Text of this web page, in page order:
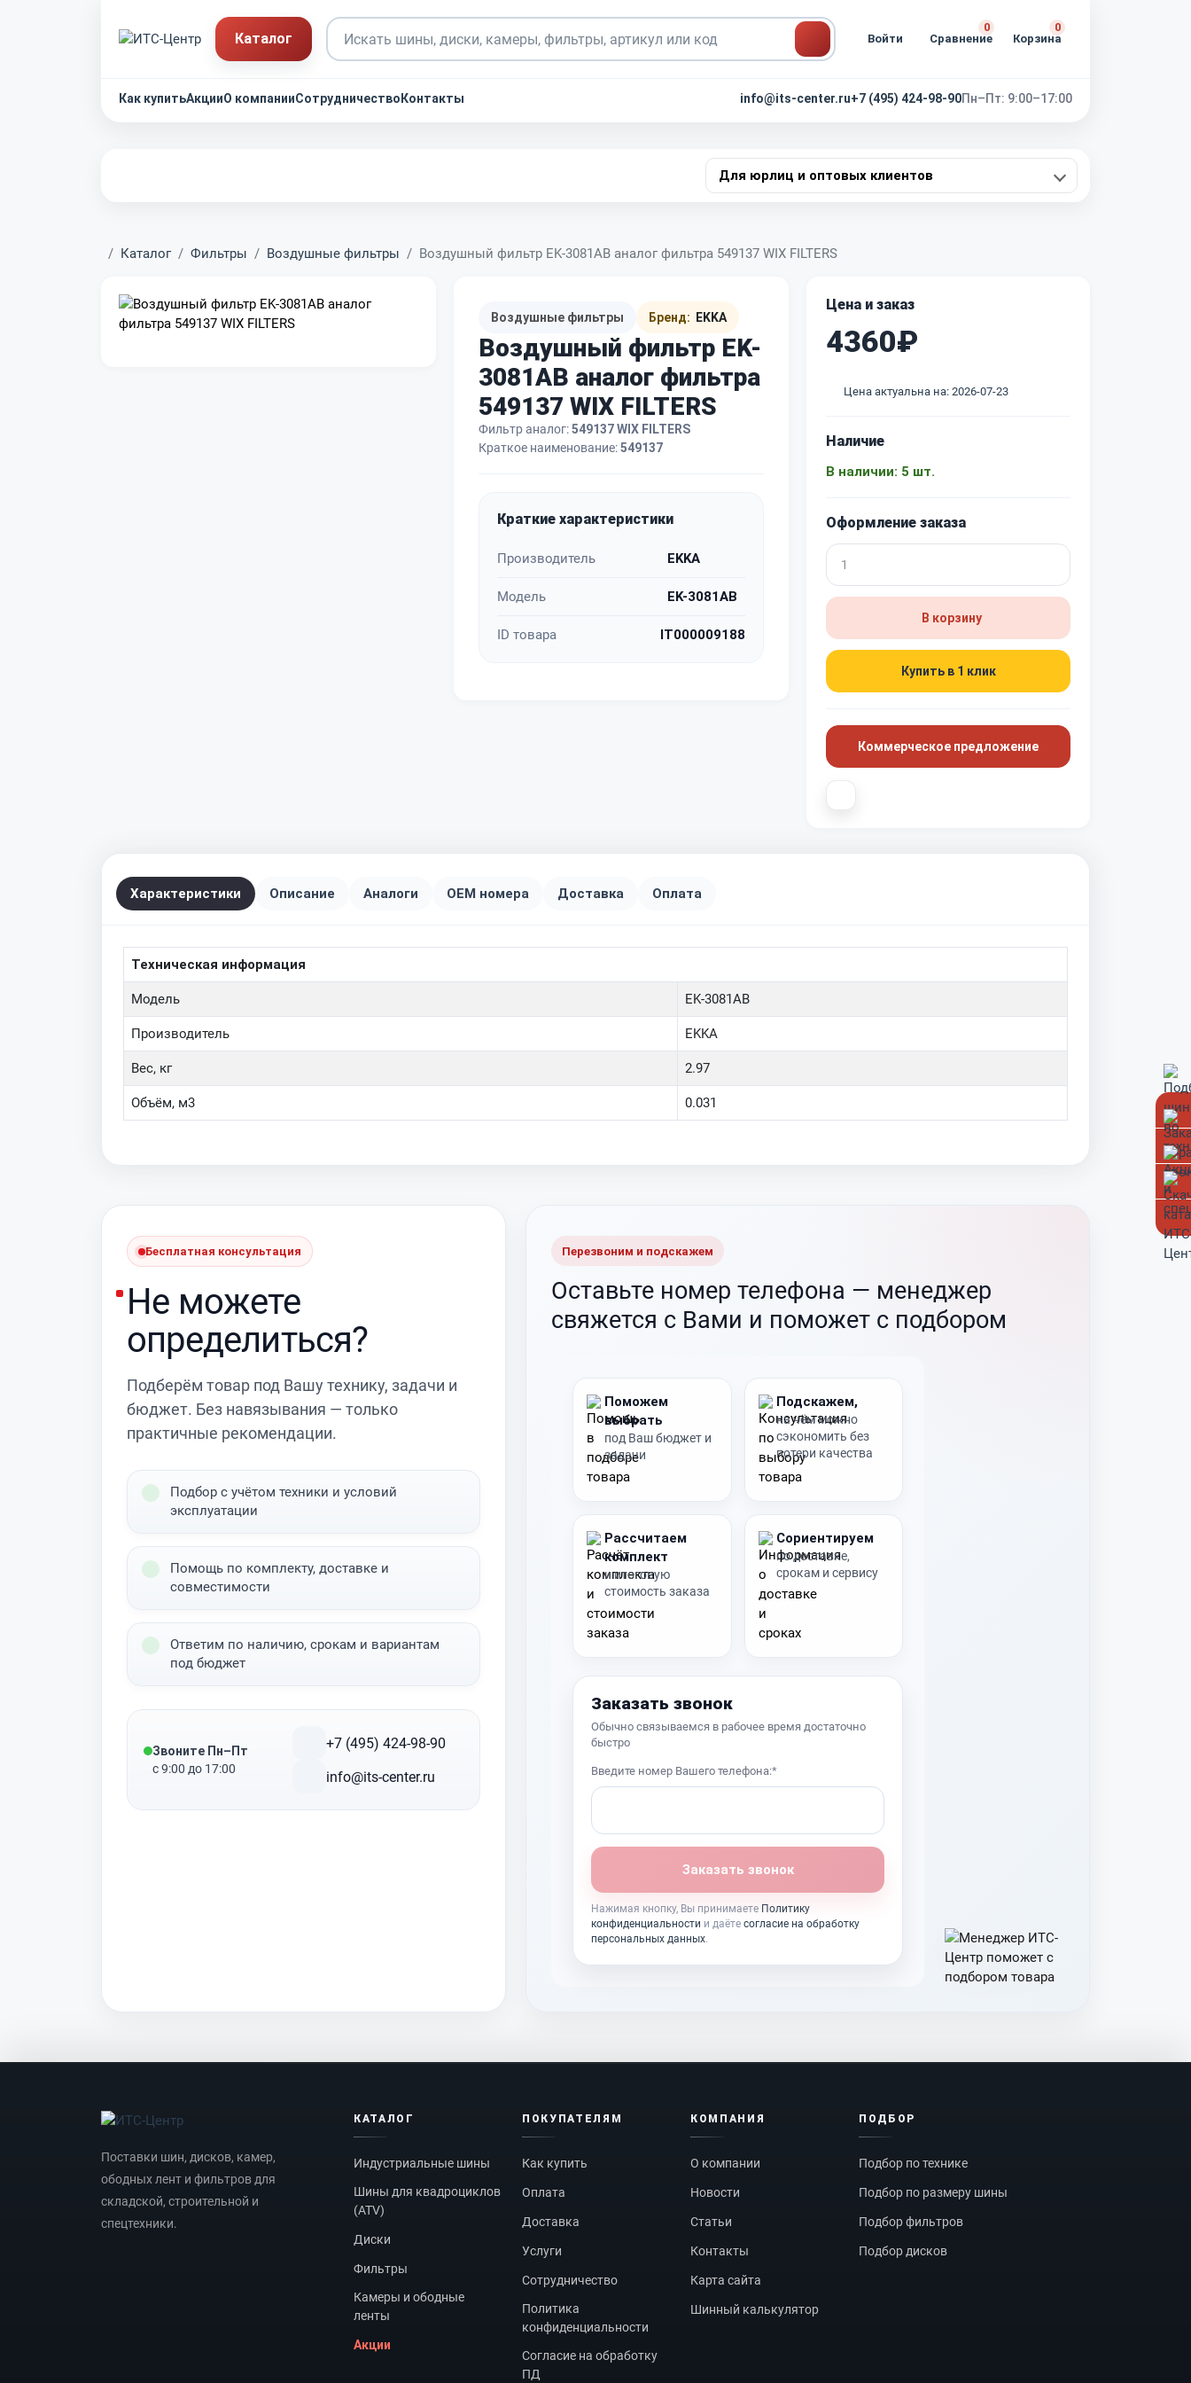
Каталог Войти Сравнение
0
Корзина
0
Как купитьАкцииО компанииСотрудничество Контакты info@its-center.ru+7 (495) 424-98-90Пн–Пт: 9:00–17:00
Для юрлиц и оптовых клиентов
Главная
Каталог Фильтры Воздушные фильтры Воздушный фильтр EK-3081AB аналог фильтра 549137 WIX FILTERS
Воздушные фильтры Бренд: EKKA
Воздушный фильтр EK-
3081AB аналог фильтра
549137 WIX FILTERS
Фильтр аналог:549137 WIX FILTERS
Краткое наименование:549137
Краткие характеристики
Производитель EKKA
Модель EK-3081AB
ID товара IT000009188
Цена и заказ
4360₽
Цена актуальна на: 2026-07-23
Наличие
В наличии: 5 шт.
Оформление заказа
В корзину
Купить в 1 клик
Коммерческое предложение
Характеристики Описание Аналоги OEM номера Доставка Оплата
Техническая информация
Модель EK-3081AB
Производитель EKKA
Вес, кг 2.97
Объём, м3 0.031
Бесплатная консультация
Не можете
определиться?
Подберём товар под Вашу технику, задачи и
бюджет. Без навязывания — только
практичные рекомендации.
Подбор с учётом техники и условий
эксплуатации
Помощь по комплекту, доставке и
совместимости
Ответим по наличию, срокам и вариантам
под бюджет
Звоните Пн–Пт
с 9:00 до 17:00
+7 (495) 424-98-90
info@its-center.ru
Перезвоним и подскажем
Оставьте номер телефона — менеджер
свяжется с Вами и поможет с подбором
Поможем
выбрать
под Ваш бюджет и
задачи
Подскажем,
на чём можно
сэкономить без
потери качества
Рассчитаем
комплект
и итоговую
стоимость заказа
Сориентируем
по доставке,
срокам и сервису
Заказать звонок
Обычно связываемся в рабочее время достаточно
быстро
Введите номер Вашего телефона:*
Заказать звонок
Нажимая кнопку, Вы принимаете Политику
конфиденциальности и даётесогласие на обработку
персональных данных.
Поставки шин, дисков, камер,
ободных лент и фильтров для
складской, строительной и
спецтехники.
КАТАЛОГ
Индустриальные шины
Шины для квадроциклов
(ATV)
Диски
Фильтры
Камеры и ободные
ленты
Акции
ПОКУПАТЕЛЯМ
Как купить
Оплата
Доставка
Услуги
Сотрудничество
Политика
конфиденциальности
Согласие на обработку
ПД
КОМПАНИЯ
О компании
Новости
Статьи
Контакты
Карта сайта
Шинный калькулятор
ПОДБОР
Подбор по технике
Подбор по размеру шины
Подбор фильтров
Подбор дисков